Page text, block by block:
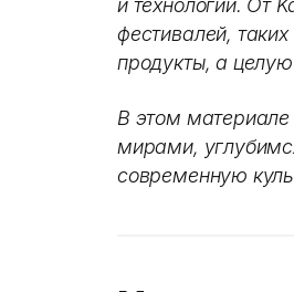
фестивалей,
продукты, а
В этом
мирами,
современную